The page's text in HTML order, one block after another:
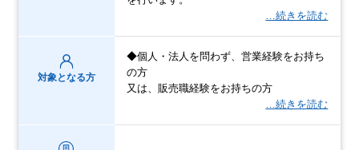
…続きを読む
対象となる方
◆個人・法人を問わず、営業経験をお持ち
の方
又は、販売職経験をお持ちの方
…続きを読む